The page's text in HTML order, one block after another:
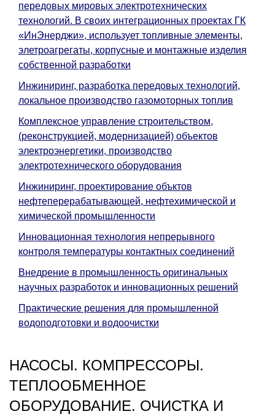
передовых мировых электротехнических
технологий. В своих интеграционных проектах ГК
«ИнЭнерджи», использует топливные элементы,
элетроагрегаты, корпусные и монтажные изделия
собственной разработки
Инжиниринг, разработка передовых технологий,
локальное производство газомоторных топлив
Комплексное управление строительством,
(реконструкцией, модернизацией) объектов
электроэнергетики, производство
электротехнического оборудования
Инжиниринг, проектирование объктов
нефтеперерабатывающей, нефтехимической и
химической промышленности
Инновационная технология непрерывного
контроля температуры контактных соединений
Внедрение в промышленность оригинальных
научных разработок и инновационных решений
Практические решения для промышленной
водоподготовки и водоочистки
НАСОСЫ. КОМПРЕССОРЫ.
ТЕПЛООБМЕННОЕ
ОБОРУДОВАНИЕ. ОЧИСТКА И